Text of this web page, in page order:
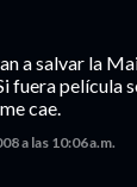
a salvar la
fuera película
cae.
a las 10:06 a.m.